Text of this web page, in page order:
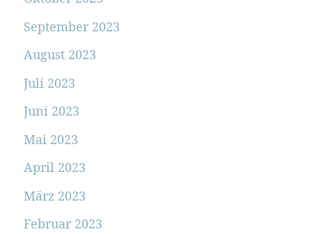
September 2023
August 2023
Juli 2023
Juni 2023
Mai 2023
April 2023
März 2023
Februar 2023